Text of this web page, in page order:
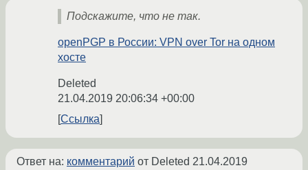
Подскажите, что не так.
openPGP в России: VPN over Tor на одном
хосте
Deleted
21.04.2019 20:06:34 +00:00
Ссылка
Ответ на: комментарий от Deleted 21.04.2019